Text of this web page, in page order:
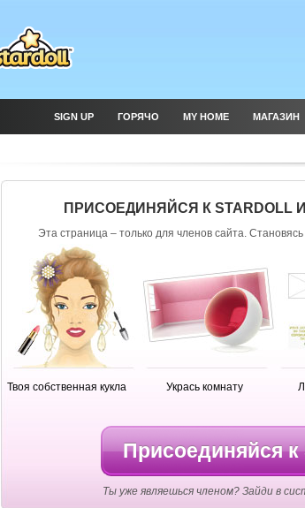
SIGN UP ГОРЯЧО MY HOME МАГАЗИН
ПРИСОЕДИНЯЙСЯ К
Эта страница – только для членов сайта.
Твоя собственная кукла Укрась комнату
Присоединяйся к
Ты уже являешься членом? Зайди в